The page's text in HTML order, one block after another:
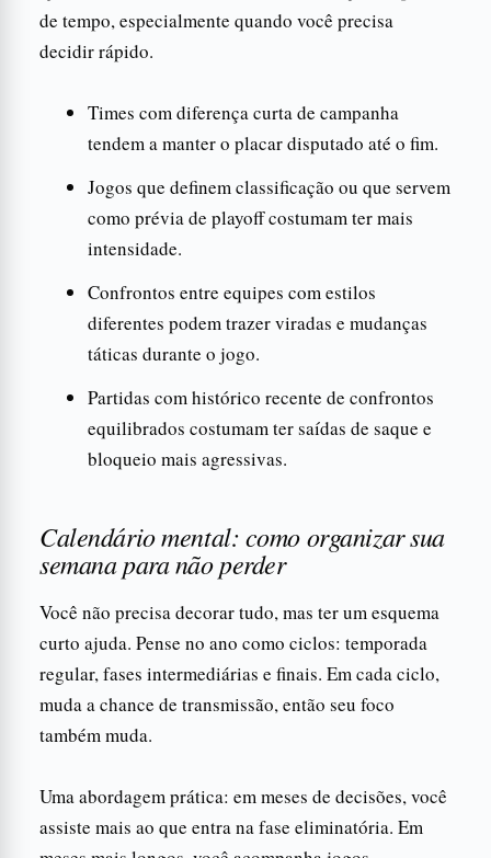
de tempo, especialmente quando você precisa
decidir rápido.
Times com diferença curta de campanha
tendem a manter o placar disputado até o fim.
Jogos que definem classificação ou que servem
como prévia de playoff costumam ter mais
intensidade.
Confrontos entre equipes com estilos
diferentes podem trazer viradas e mudanças
táticas durante o jogo.
Partidas com histórico recente de confrontos
equilibrados costumam ter saídas de saque e
bloqueio mais agressivas.
Calendário mental: como organizar sua
semana para não perder
Você não precisa decorar tudo, mas ter um esquema
curto ajuda. Pense no ano como ciclos: temporada
regular, fases intermediárias e finais. Em cada ciclo,
muda a chance de transmissão, então seu foco
também muda.
Uma abordagem prática: em meses de decisões, você
assiste mais ao que entra na fase eliminatória. Em